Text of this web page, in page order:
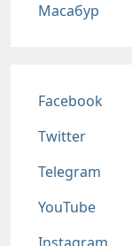
Масабур
Соц сети
Facebook
Twitter
Telegram
YouTube